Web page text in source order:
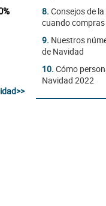
8. Consejos de
cuando
9. Nuestros
de Navidad
10. Cómo
Navidad 2022